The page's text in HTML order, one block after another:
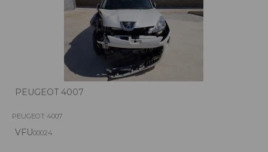
PEUGEOT 4007
PEUGEOT 4007
VFU00024